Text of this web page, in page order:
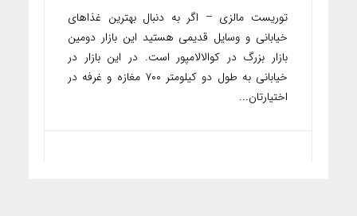
توریست مالزی – اگر به دنبال بهترین غذاهای
خیابانی و وسایل قدیمی هستید این بازار دومین
بازار بزرگ در کوالالامپور است. در این بازار در
خیابانی به طول دو کیلومتر ۷۰۰ مغازه و غرفه در
اختیارتان...